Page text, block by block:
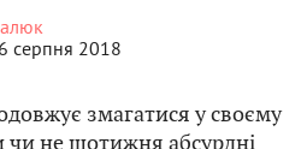
серпня 2018
змагатися у своєму
чи не щотижня абсурдні